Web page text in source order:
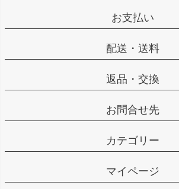
お支払い
配送・送料
返品・交換
お問合せ先
カテゴリー
マイページ